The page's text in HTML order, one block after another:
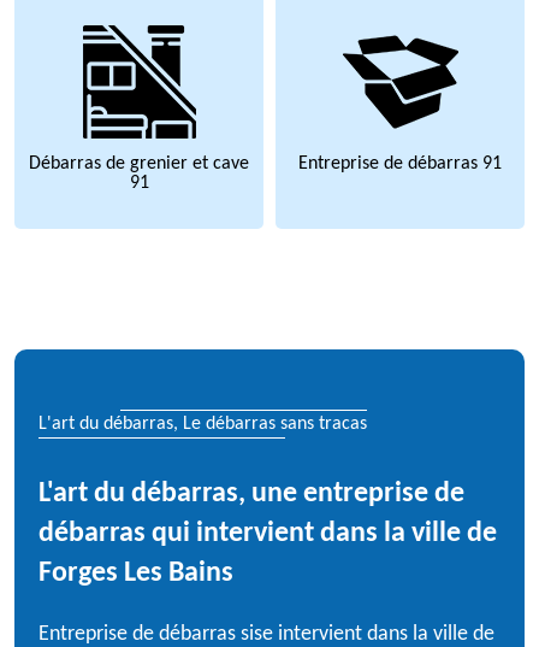
Débarras de grenier et cave
91
Entreprise de débarras 91
L'art du débarras, Le débarras sans tracas
L'art du débarras, une entreprise de
débarras qui intervient dans la ville de
Forges Les Bains
Entreprise de débarras sise intervient dans la ville de